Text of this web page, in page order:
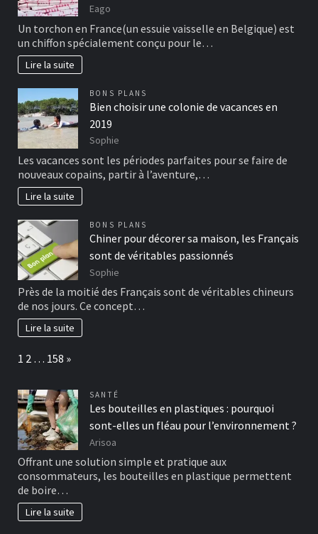
Eago
Un torchon en France(un essuie vaisselle en Belgique) est
un chiffon spécialement conçu pour le…
Lire la suite
BONS PLANS
Bien choisir une colonie de vacances en
2019
Sophie
Les vacances sont les périodes parfaites pour se faire de
nouveaux copains, partir à l’aventure,…
Lire la suite
BONS PLANS
Chiner pour décorer sa maison, les Français
sont de véritables passionnés
Sophie
Près de la moitié des Français sont de véritables chineurs
de nos jours. Ce concept…
Lire la suite
Page:
1 2 … 158 Next
»
SANTÉ
Les bouteilles en plastiques : pourquoi
sont-elles un fléau pour l’environnement ?
Arisoa
Offrant une solution simple et pratique aux
consommateurs, les bouteilles en plastique permettent
de boire…
Lire la suite